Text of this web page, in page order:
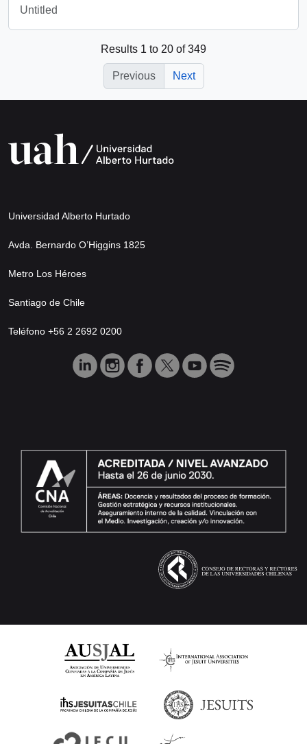
Untitled
Results 1 to 20 of 349
Previous Next
Universidad Alberto Hurtado
Avda. Bernardo O’Higgins 1825
Metro Los Héroes
Santiago de Chile
Teléfono +56 2 2692 0200